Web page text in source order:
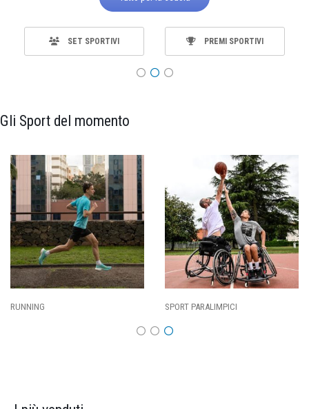
SET SPORTIVI PREMI SPORTIVI
Gli Sport del momento